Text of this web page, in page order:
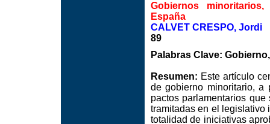
Gobiernos
España
CALVET CRESPO, Jordi
89
Palabras Clave:
Resumen: Este artículo
de gobierno minoritario, a
pactos parlamentarios
tramitadas en el legislativo
totalidad de iniciativas